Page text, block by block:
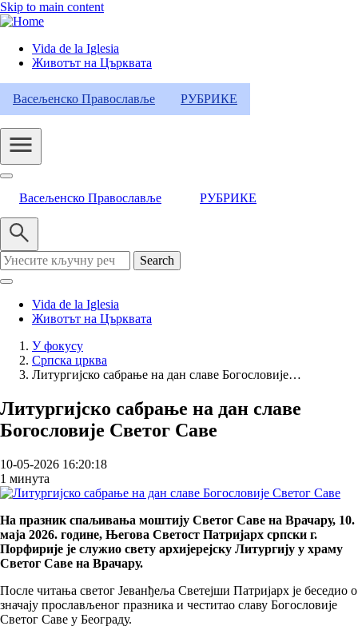
Skip to main content
Header
Category
Menu
Vida de la Iglesia
Животът на Църквата
Васељенско Православље РУБРИКЕ
Васељенско Православље РУБРИКЕ
Search
Vida de la Iglesia
Животът на Църквата
Breadcrumb
У фокусу
Српска црква
Литургијско сабрање на дан славе Богословије…
Литургијско сабрање на дан славе
Богословије Светог Саве
10-05-2026 16:20:18
1 минута
На празник спаљивања моштију Светог Саве на Врачару, 10.
маја 2026. године, Његова Светост Патријарх српски г.
Порфирије је служио свету архијерејску Литургију у храму
Светог Саве на Врачару.
После читања светог Јеванђеља Светејши Патријарх је беседио о
значају прослављеног празника и честитао славу Богословије
Светог Саве у Београду.